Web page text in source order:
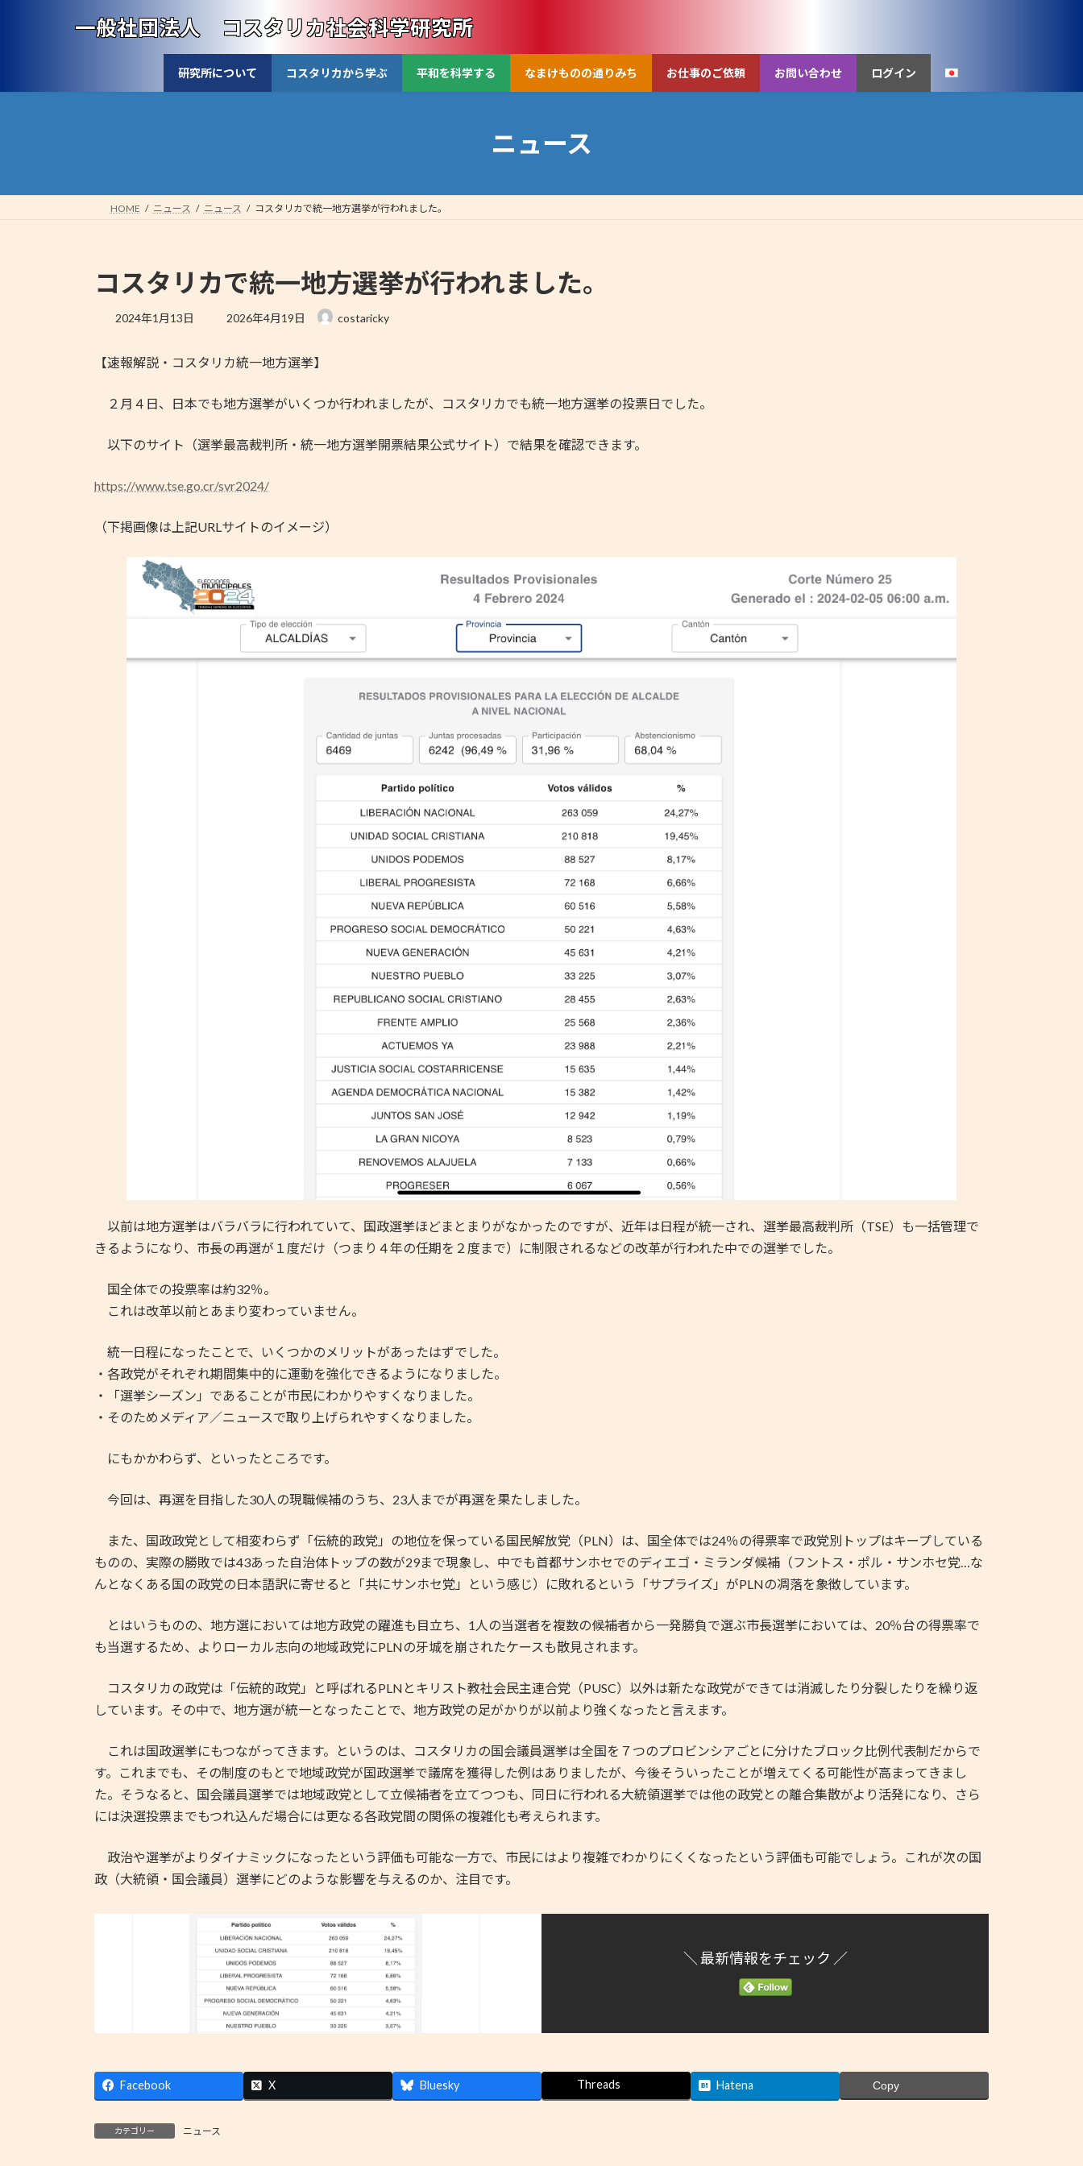
一般社団法人 コスタリカ社会科学研究所
研究所について コスタリカから学ぶ 平和を科学する なまけものの通りみち お仕事のご依頼 お問い合わせ ログイン
ニュース
HOME ニュース ニュース コスタリカで統一地方選挙が行われました。
コスタリカで統一地方選挙が行われました。
2024年1月13日
最
新
時
:
2026年4月19日 costaricky
【速報解説・コスタリカ統一地方選挙】
２月４日、日本でも地方選挙がいくつか行われましたが、コスタリカでも統一地方選挙の投票日でした。
以下のサイト（選挙最高裁判所・統一地方選挙開票結果公式サイト）で結果を確認できます。
https://www.tse.go.cr/svr2024/
（下掲画像は上記URLサイトのイメージ）
以前は地方選挙はバラバラに行われていて、国政選挙ほどまとまりがなかったのですが、近年は日程が統一され、選挙最高裁判所（TSE）も一括管理で
きるようになり、市長の再選が１度だけ（つまり４年の任期を２度まで）に制限されるなどの改革が行われた中での選挙でした。
国全体での投票率は約32％。
これは改革以前とあまり変わっていません。
統一日程になったことで、いくつかのメリットがあったはずでした。
・各政党がそれぞれ期間集中的に運動を強化できるようになりました。
・「選挙シーズン」であることが市民にわかりやすくなりました。
・そのためメディア／ニュースで取り上げられやすくなりました。
にもかかわらず、といったところです。
今回は、再選を目指した30人の現職候補のうち、23人までが再選を果たしました。
また、国政政党として相変わらず「伝統的政党」の地位を保っている国民解放党（PLN）は、国全体では24％の得票率で政党別トップはキープしている
ものの、実際の勝敗では43あった自治体トップの数が29まで現象し、中でも首都サンホセでのディエゴ・ミランダ候補（フントス・ポル・サンホセ党…な
んとなくある国の政党の日本語訳に寄せると「共にサンホセ党」という感じ）に敗れるという「サプライズ」がPLNの凋落を象徴しています。
とはいうものの、地方選においては地方政党の躍進も目立ち、1人の当選者を複数の候補者から一発勝負で選ぶ市長選挙においては、20％台の得票率で
も当選するため、よりローカル志向の地域政党にPLNの牙城を崩されたケースも散見されます。
コスタリカの政党は「伝統的政党」と呼ばれるPLNとキリスト教社会民主連合党（PUSC）以外は新たな政党ができては消滅したり分裂したりを繰り返
しています。その中で、地方選が統一となったことで、地方政党の足がかりが以前より強くなったと言えます。
これは国政選挙にもつながってきます。というのは、コスタリカの国会議員選挙は全国を７つのプロビンシアごとに分けたブロック比例代表制だからで
す。これまでも、その制度のもとで地域政党が国政選挙で議席を獲得した例はありましたが、今後そういったことが増えてくる可能性が高まってきまし
た。そうなると、国会議員選挙では地域政党として立候補者を立てつつも、同日に行われる大統領選挙では他の政党との離合集散がより活発になり、さら
には決選投票までもつれ込んだ場合には更なる各政党間の関係の複雑化も考えられます。
政治や選挙がよりダイナミックになったという評価も可能な一方で、市民にはより複雑でわかりにくくなったという評価も可能でしょう。これが次の国
政（大統領・国会議員）選挙にどのような影響を与えるのか、注目です。
＼ 最新情報をチェック ／
Facebook X Bluesky Threads Hatena Copy
カテゴリー ニュース